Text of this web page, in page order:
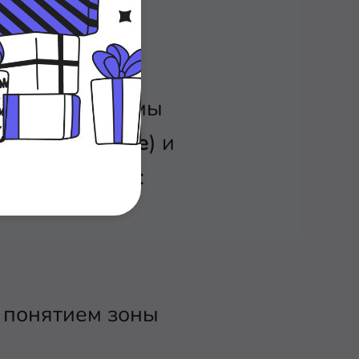
ещё не
которым мы
(Trusted Zone) и
блокировок:
зоны